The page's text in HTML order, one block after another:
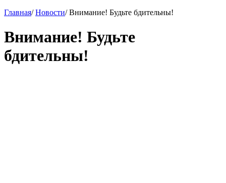
Главная/ Новости/ Внимание! Будьте бдительны!
Внимание! Будьте
бдительны!